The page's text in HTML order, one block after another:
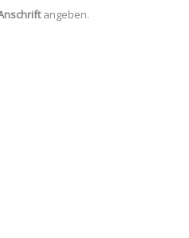
angeben.